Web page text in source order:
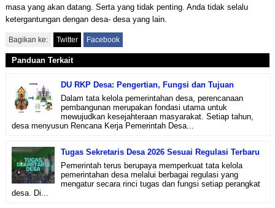
masa yang akan datang. Serta yang tidak penting. Anda tidak selalu
ketergantungan dengan desa- desa yang lain.
Bagikan ke: Twitter Facebook
Panduan Terkait
DU RKP Desa: Pengertian, Fungsi dan Tujuan
Dalam tata kelola pemerintahan desa, perencanaan
pembangunan merupakan fondasi utama untuk
mewujudkan kesejahteraan masyarakat. Setiap tahun,
desa menyusun Rencana Kerja Pemerintah Desa...
Tugas Sekretaris Desa 2026 Sesuai Regulasi Terbaru
Pemerintah terus berupaya memperkuat tata kelola
pemerintahan desa melalui berbagai regulasi yang
mengatur secara rinci tugas dan fungsi setiap perangkat
desa. Di...